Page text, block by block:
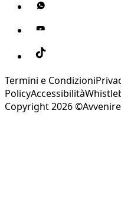
Termini e Condizioni
PolicyAccessibilità
Copyright 2026